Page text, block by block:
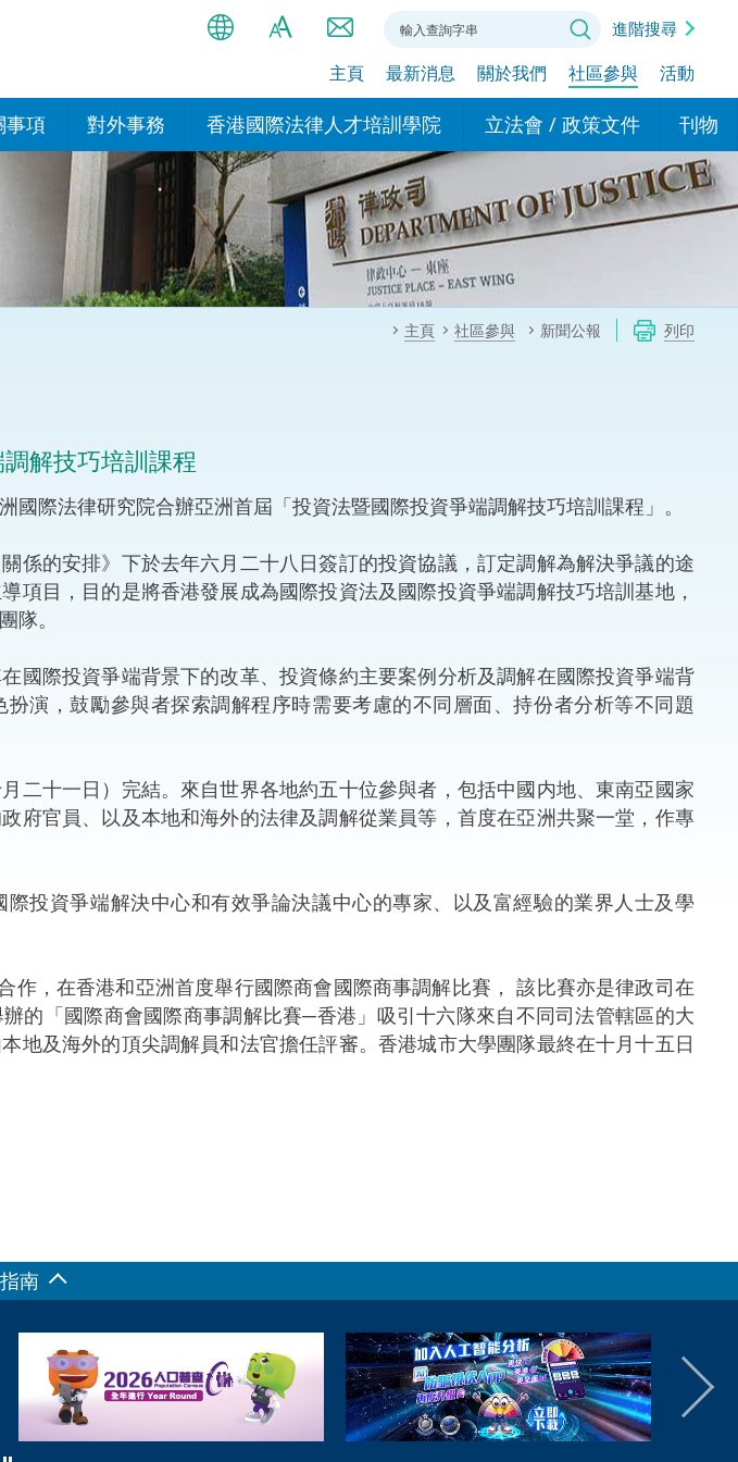
简
EN
Bahasa Indonesia (印尼語)
हिन्दी (印度語)
नेपाली (尼泊爾語)
Tiếng Việt (越南語)
A
A
進階搜尋
主頁 最新消息 關於我們 社區參與 活動
事項
行民
係的安
對外事務
國際政府機構在香港設立辦事
處或運作
多邊協定
其他協定
香港國際法律人才培訓學院
我們的學院
我們的專家委員會
我們的辦公室
我們的培訓課程和能力建設項
立法會 / 政策文件
現行政策措施
政策文件
特別財務委員會
刊物
基本
民事
維護
相互
主頁 社區參與 新聞公報 列印
解技巧培訓課程
際法律研究院合辦亞洲首屆「投資法暨國際投資爭端調解技巧培訓課程」。
的安排》下於去年六月二十八日簽訂的投資協議，訂定調解為解決爭議的途
項目，目的是將香港發展成為國際投資法及國際投資爭端調解技巧培訓基地，
隊。
際投資爭端背景下的改革、投資條約主要案例分析及調解在國際投資爭端背
演，鼓勵參與者探索調解程序時需要考慮的不同層面、持份者分析等不同題
十一日）完結。來自世界各地約五十位參與者，包括中國内地、東南亞國家
府官員、以及本地和海外的法律及調解從業員等，首度在亞洲共聚一堂，作專
資爭端解決中心和有效爭論決議中心的專家、以及富經驗的業界人士及學
，在香港和亞洲首度舉行國際商會國際商事調解比賽， 該比賽亦是律政司在
的「國際商會國際商事調解比賽─香港」吸引十六隊來自不同司法管轄區的大
地及海外的頂尖調解員和法官擔任評審。香港城市大學團隊最終在十月十五日
南